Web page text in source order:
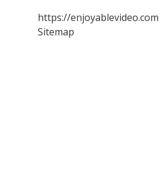
https://enjoyablevideo.com
Sitemap